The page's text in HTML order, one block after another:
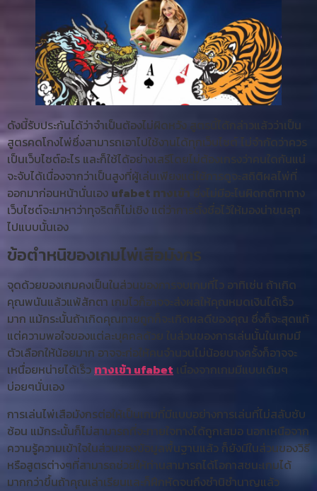
ดังนี้รับประกันได้ว่าจำเป็นต้องไม่ผิดหวัง สูตรนี้ได้กล่าวแล้วว่าเป็น
สูตรคดโกงไพ่ซึ่งสามารถเอาไปใช้งานได้ทุกเว็บไซต์ ไม่จำกัดว่าควร
เป็นเว็บไซต์อะไร และก็ใช้ได้อย่างเสรีโดยไม่ต้องเกรงว่าคนใดกันแน่
จะจับได้เนื่องจากว่าเป็นสูงที่ผู้เล่นเพียงแต่ใช้การดูจะสถิติผลไพ่ที่
ออกมาก่อนหน้านั่นเอง ufabet ทางเข้า ซึ่งไม่มีอะไนผิดกติกาทาง
เว็บไซต์จะมาหาว่าทุจริตก็ไม่เชิง แต่ว่าการตั้งชื่อไว้ให้มองน่าขนลุก
ไปแบบนั้นเอง
ข้อตำหนิของเกมไพ่เสือมังกร
จุดด้วยของเกมคงเป็นในส่วนของการจบเกมที่ไว อาทิเช่น ถ้าเกิด
คุณพนันแล้วแพ้สักตา เกมไวก็อาจจะส่งผลให้คุณหมดเงินได้เร็ว
มาก แม้กระนั้นถ้าเกิดคุณทายถูกก็จะเกิดผลดีของคุณ ซึ่งก็จะสุดแท้
แต่ความพอใจของแต่ละบุคคลด้วย ในส่วนของการเล่นนั้นในเกมมี
ตัวเลือกให้น้อยมาก อาจจะก่อให้คนจำนวนไม่น้อยบางครั้งก็อาจจะ
เหนื่อยหน่ายได้เร็ว ทางเข้า ufabet เนื่องจากเกมมีแบบเดิมๆ
บ่อยๆนั่นเอง
การเล่นไพ่เสือมังกรต่อให้เป็นเกมที่มีแบบอย่างการเล่นที่ไม่สลับซับ
ซ้อน แม้กระนั้นก็ไม่สามารถที่จะทายใจทางได้ถูกเสมอ นอกเหนือจาก
ความรู้ความเข้าใจในส่วนของข้อมูลพื้นฐานแล้ว ก็ยังมีในส่วนของวิธี
หรือสูตรต่างๆที่สามารถช่วยให้ท่านสามารถได้โอกาสชนะเกมได้
มากกว่าขึ้นถ้าคุณเล่าเรียนและก็ฝึกหัดจนถึงชำนิชำนาญแล้ว